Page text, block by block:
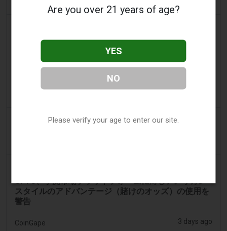
の賭けでジャックポットを獲得
Netellerを受け入れているカジノサイト：オンライン
ギャンブルのための信頼できる決済オプション
2 days ago
CFTC、予測市場に米国スタイルのカジノオッズの使
Crypto News
CFTC、予測市場プラットフォームに対しアメリカン
スタイルのアドバンテージ（賭けのオッズ）の使用を
警告
CoinGape 3 days ago
Are you over 21 years of age?
YES
NO
Please verify your age to enter our site.